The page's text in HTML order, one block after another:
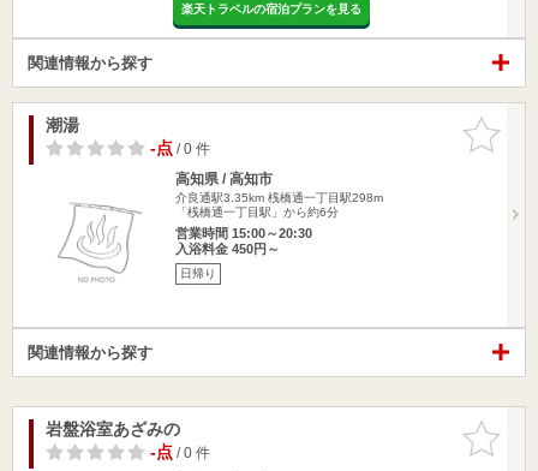
楽天トラベルの宿泊プランを見る
関連情報から探す
お気に入
りに追加
潮湯
-点/ 0 件
高知県 / 高知市
介良通駅3.35km 桟橋通一丁目駅298m
「桟橋通一丁目駅」から約6分
営業時間 15:00～20:30
入浴料金 450円～
日帰り
関連情報から探す
お気に入
りに追加
岩盤浴室あざみの
-点/ 0 件